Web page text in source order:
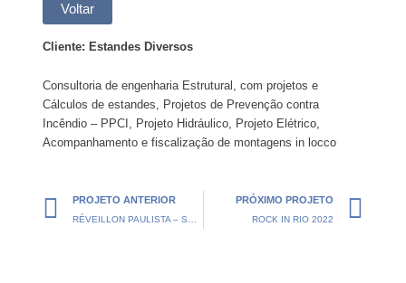
Voltar
Cliente: Estandes Diversos
Consultoria de engenharia Estrutural, com projetos e
Cálculos de estandes, Projetos de Prevenção contra
Incêndio – PPCI, Projeto Hidráulico, Projeto Elétrico,
Acompanhamento e fiscalização de montagens in locco
Prev
PROJETO ANTERIOR PRÓXIMO PROJETO
ROCK IN RIO 2022